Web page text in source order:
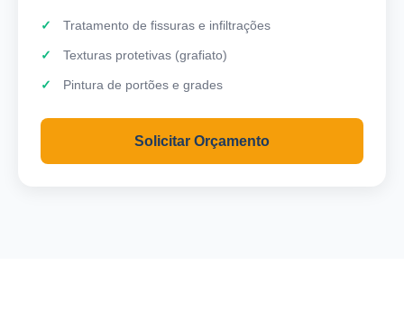
Tratamento de fissuras e infiltrações
Texturas protetivas (grafiato)
Pintura de portões e grades
Solicitar Orçamento